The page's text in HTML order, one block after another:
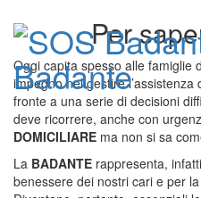
Badante
Per
Oggi capita spesso alle famiglie
impegno nel gestire
fronte a una serie di decisioni
deve ricorrere, anche con
DOMICILIARE ma non si sa
La BADANTE rappresenta,
benessere dei nostri cari e per